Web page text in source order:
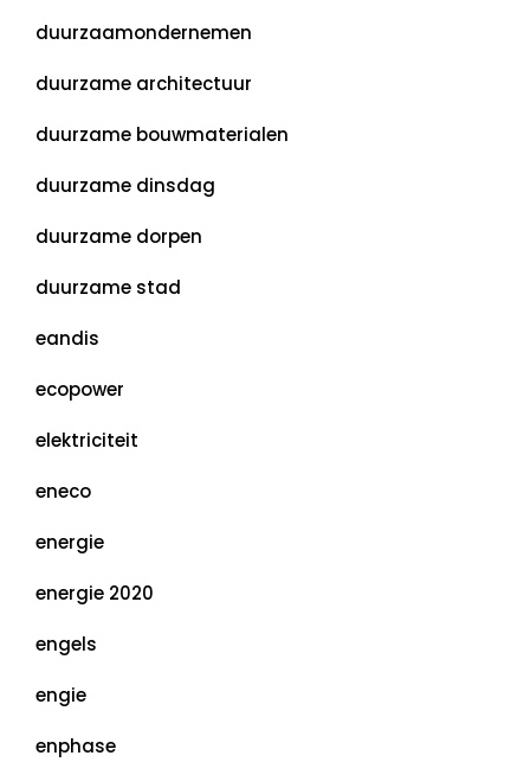
duurzaamondernemen
duurzame architectuur
duurzame bouwmaterialen
duurzame dinsdag
duurzame dorpen
duurzame stad
eandis
ecopower
elektriciteit
eneco
energie
energie 2020
engels
engie
enphase